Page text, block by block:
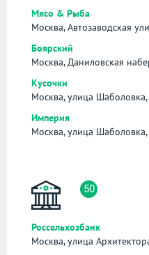
Мясо & Рыба
Москва, Автозаводская
Боярский
Москва, Даниловская
Кусочки
Москва, улица
Империя
Москва, улица
50
Россельхозбанк
Москва, улица